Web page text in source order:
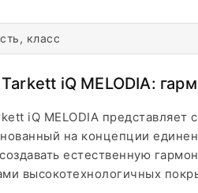
класс
iQ MELODIA:
iQ MELODIA
на концепции
естественную
высокотехнологичных